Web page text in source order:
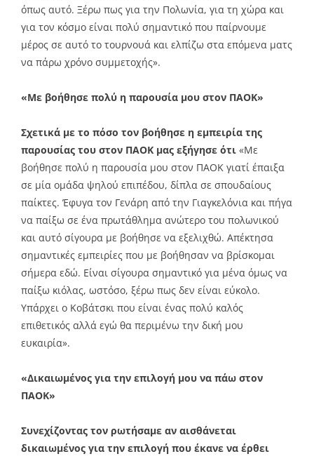
όπως αυτό. Ξέρω πως για την Πολωνία, για τη χώρα και
για τον κόσμο είναι πολύ σημαντικό που παίρνουμε
μέρος σε αυτό το τουρνουά και ελπίζω στα επόμενα ματς
να πάρω χρόνο συμμετοχής».
«Με βοήθησε πολύ η παρουσία μου στον ΠΑΟΚ»
Σχετικά με το πόσο τον βοήθησε η εμπειρία της
παρουσίας του στον ΠΑΟΚ μας εξήγησε ότι «Με
βοήθησε πολύ η παρουσία μου στον ΠΑΟΚ γιατί έπαιξα
σε μία ομάδα ψηλού επιπέδου, δίπλα σε σπουδαίους
παίκτες. Έφυγα τον Γενάρη από την Γιαγκελόνια και πήγα
να παίξω σε ένα πρωτάθλημα ανώτερο του πολωνικού
και αυτό σίγουρα με βοήθησε να εξελιχθώ. Απέκτησα
σημαντικές εμπειρίες που με βοήθησαν να βρίσκομαι
σήμερα εδώ. Είναι σίγουρα σημαντικό για μένα όμως να
παίξω κιόλας, ωστόσο, ξέρω πως δεν είναι εύκολο.
Υπάρχει ο Κοβάτσκι που είναι ένας πολύ καλός
επιθετικός αλλά εγώ θα περιμένω την δική μου
ευκαιρία».
«Δικαιωμένος για την επιλογή μου να πάω στον
ΠΑΟΚ»
Συνεχίζοντας τον ρωτήσαμε αν αισθάνεται
δικαιωμένος για την επιλογή που έκανε να έρθει